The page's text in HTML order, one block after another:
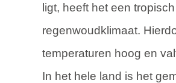
ligt, heeft het een tropisch
regenwoudklimaat.
temperaturen hoog en
In het hele land is het